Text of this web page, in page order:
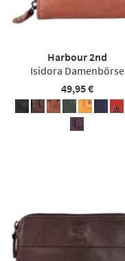
Harbour 2nd
Isidora Damenbörse
49,95 €